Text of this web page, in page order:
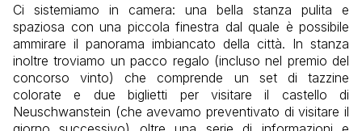
Ci sistemiamo in camera: una bella stanza pulita e
spaziosa con una piccola finestra dal quale è possibile
ammirare il panorama imbiancato della città. In stanza
inoltre troviamo un pacco regalo (incluso nel premio del
concorso vinto) che comprende un set di tazzine
colorate e due biglietti per visitare il castello di
Neuschwanstein (che avevamo preventivato di visitare il